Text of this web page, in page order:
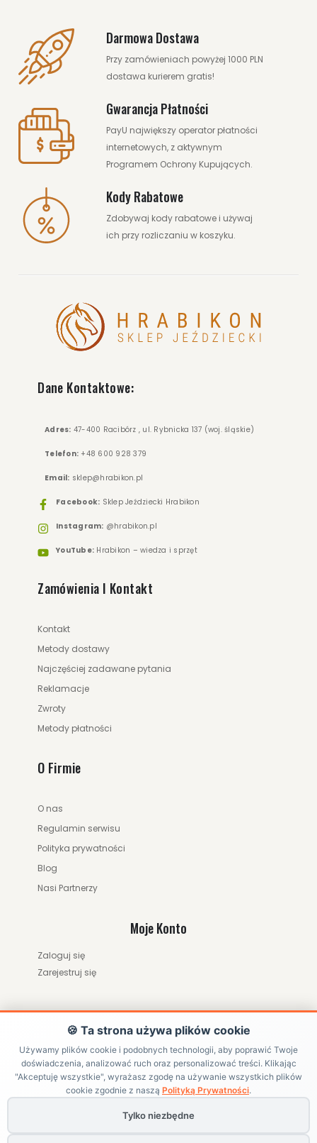
Darmowa Dostawa
Przy zamówieniach powyżej 1000 PLN
dostawa kurierem gratis!
Gwarancja Płatności
PayU największy operator płatności
internetowych, z aktywnym
Programem Ochrony Kupujących.
Kody Rabatowe
Zdobywaj kody rabatowe i używaj
ich przy rozliczaniu w koszyku.
Dane Kontaktowe:
Adres: 47-400 Racibórz , ul. Rybnicka 137 (woj. śląskie)
Telefon: +48 600 928 379
Email: sklep@hrabikon.pl
Facebook: Sklep Jeździecki Hrabikon
Instagram: @hrabikon.pl
YouTube: Hrabikon – wiedza i sprzęt
Zamówienia I Kontakt
Kontakt
Metody dostawy
Najczęściej zadawane pytania
Reklamacje
Zwroty
Metody płatności
O Firmie
O nas
Regulamin serwisu
Polityka prywatności
Blog
Nasi Partnerzy
Moje Konto
Zaloguj się
Zarejestruj się
ZWRÓĆ ZAMÓWIENIE / ODSTĄP OD UMOWY
🍪 Ta strona używa plików cookie
Używamy plików cookie i podobnych technologii, aby poprawić Twoje
doświadczenia, analizować ruch oraz personalizować treści. Klikając
"Akceptuję wszystkie", wyrażasz zgodę na używanie wszystkich plików
cookie zgodnie z naszą Polityką Prywatności.
Tylko niezbędne